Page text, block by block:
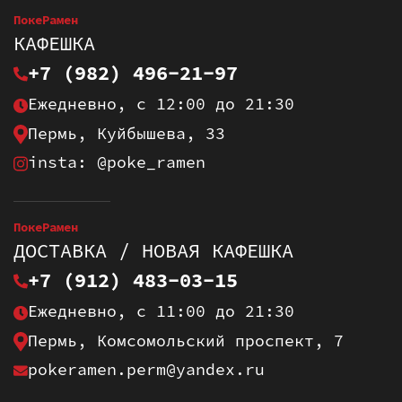
ПокеРамен
КАФЕШКА
+7 (982) 496-21-97
Ежедневно, с 12:00 до 21:30
Пермь, Куйбышева, 33
insta: @poke_ramen
ПокеРамен
ДОСТАВКА / НОВАЯ КАФЕШКА
+7 (912) 483-03-15
Ежедневно, с 11:00 до 21:30
Пермь, Комсомольский проспект, 7
pokeramen.perm@yandex.ru